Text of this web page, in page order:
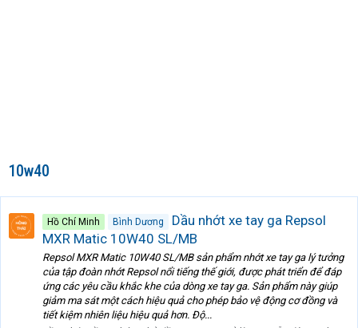
10w40
Hồ Chí Minh Bình Dương
Dầu nhớt xe tay ga Repsol
MXR Matic 10W40 SL/MB
Repsol MXR Matic 10W40 SL/MB sản phẩm nhớt xe tay ga lý tưởng
của tập đoàn nhớt Repsol nổi tiếng thế giới, được phát triển để đáp
ứng các yêu cầu khắc khe của dòng xe tay ga. Sản phẩm này giúp
giảm ma sát một cách hiệu quả cho phép bảo vệ động cơ đồng và
tiết kiệm nhiên liệu hiệu quả hơn. Độ...